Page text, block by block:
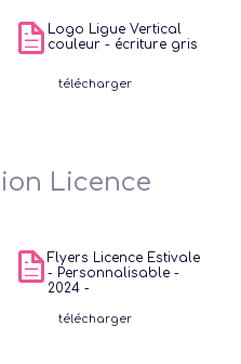
Logo Ligue Vertical
couleur - écriture gris
télécharger
Licence
Flyers Licence Estivale
- Personnalisable -
2024 -
télécharger